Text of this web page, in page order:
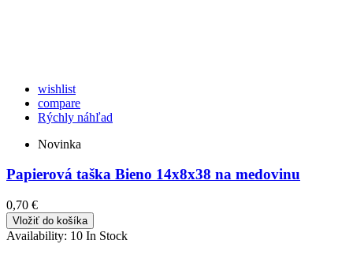
wishlist
compare
Rýchly náhľad
Novinka
Papierová taška Bieno 14x8x38 na medovinu
0,70 €
Vložiť do košíka
Availability: 10 In Stock